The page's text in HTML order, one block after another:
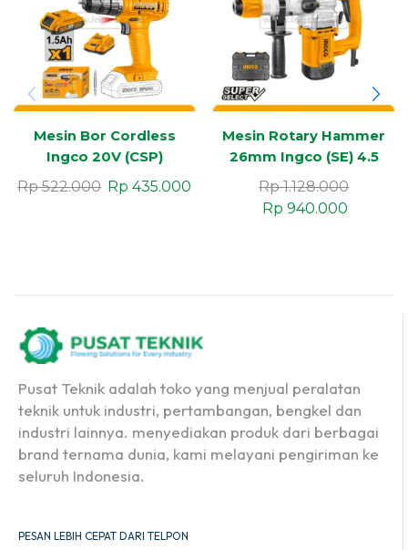
Mesin Bor Cordless
Ingco 20V (CSP)
Rp522.000 Rp 435.000
Mesin Rotary Hammer
26mm Ingco (SE) 4.5
Joule
Rp1.128.000
Rp 940.000
Pusat Teknik adalah toko yang menjual peralatan
teknik untuk industri, pertambangan, bengkel dan
industri lainnya. menyediakan produk dari berbagai
brand ternama dunia, kami melayani pengiriman ke
seluruh Indonesia.
PESAN LEBIH CEPAT DARI TELPON